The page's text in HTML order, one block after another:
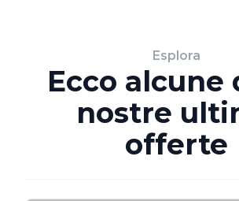
Esplora
Ecco alcune
nostre
offerte